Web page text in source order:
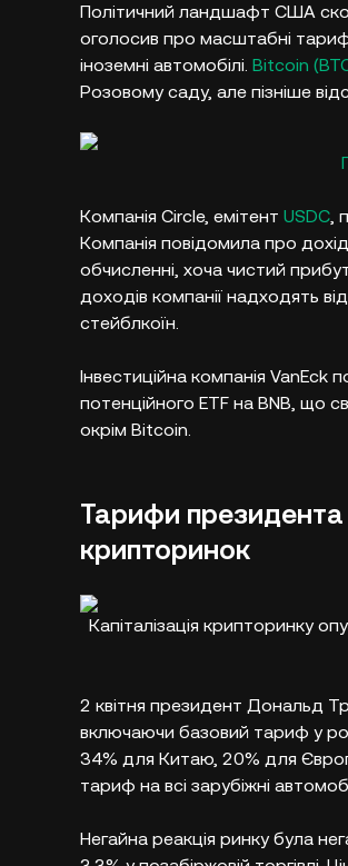
Політичний ландшафт США
оголосив про масштабні
іноземні автомобілі. Bitcoin
Розовому саду, але пізніше
Компанія Circle, емітент USDC,
Компанія повідомила про
обчисленні, хоча чистий
доходів компанії надходять
стейблкоїн.​
Інвестиційна компанія
потенційного ETF на BNB, що
окрім Bitcoin.​
Тарифи
крипторинок
Капіталізація крипторинку
2 квітня президент Дональд
включаючи базовий тариф у
34% для Китаю, 20% для
тариф на всі зарубіжні
Негайна реакція ринку була